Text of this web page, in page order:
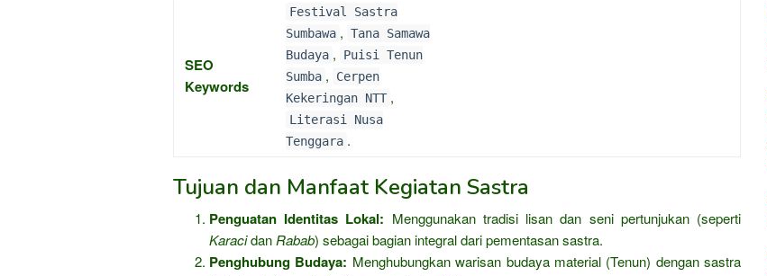
SEO
Keywords
Festival Sastra
Sumbawa , Tana Samawa
Budaya ,
Puisi Tenun
Sumba ,
Cerpen
Kekeringan NTT ,
Literasi Nusa
Tenggara .
Tujuan dan Manfaat Kegiatan Sastra
Penguatan Identitas Lokal: Menggunakan tradisi lisan dan seni pertunjukan (seperti
Karacidan Rabab) sebagai bagian integral dari pementasan sastra.
Penghubung Budaya: Menghubungkan warisan budaya material (Tenun) dengan sastra